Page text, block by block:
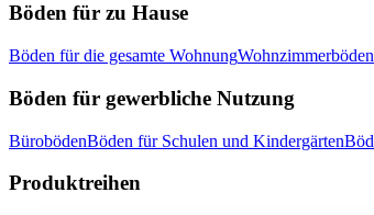
Böden für zu Hause
Böden für die gesamte WohnungWohnzimmerböden
Böden für gewerbliche Nutzung
BürobödenBöden für Schulen und Kindergärten
Produktreihen